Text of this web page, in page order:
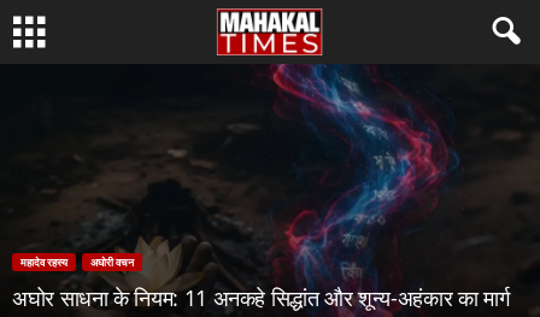
महादेव रहस्य अघोरी वचन
अघोर साधना के नियम: 11 अनकहे सिद्धांत और शून्य-अहंकार का मार्ग